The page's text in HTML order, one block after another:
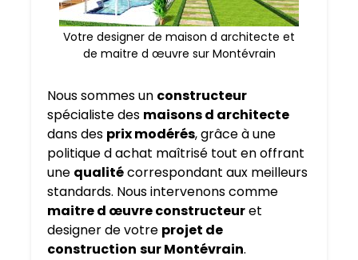
Votre designer de maison d architecte et
de maitre d œuvre sur Montévrain
Nous sommes un constructeur
spécialiste des maisons d architecte
dans des prix modérés, grâce à une
politique d achat maîtrisé tout en offrant
une qualitécorrespondant aux meilleurs
standards. Nous intervenons comme
maitre d œuvre constructeuret
designer de votre projet de
construction sur Montévrain.